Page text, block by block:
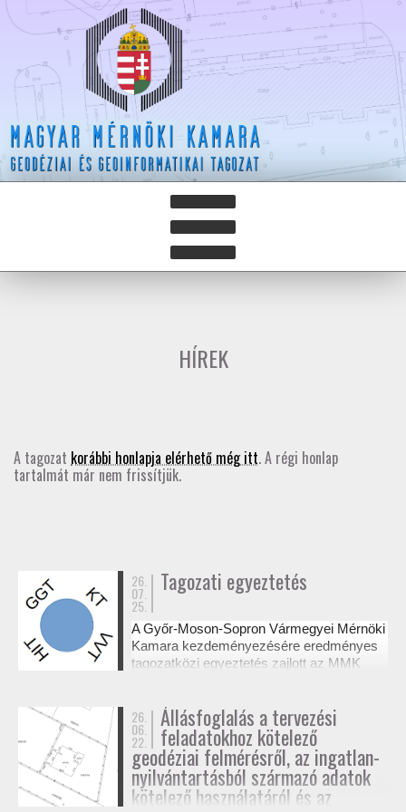
TOVÁBBKÉPZÉSEK
ELNÖKSÉG
MUNKATERVEK, BESZÁMOLÓK
HATÁROZATOK
JOGSZABÁLYOK, SZABÁLYZATOK, SZABVÁNYOK
NÉVJEGYZÉK
SEGÉDLETEK / FAP
HÍREK
A tagozat korábbi honlapja elérhető még itt. A régi honlap
tartalmát már nem frissítjük.
26.
07.
25.
Tagozati egyeztetés
A Győr-Moson-Sopron Vármegyei Mérnöki
Kamara kezdeményezésére eredményes
tagozatközi egyeztetés zajlott az MMK
dokumentációk jogosultsági kérdéseiről. A
résztvevő tagozatok a 327/2015. (XI. 10.)
Korm. rendelet alapján tisztázták a
kompetenciahatárokat, és a jövőben közös
workshopok formájában folytatják a
szakmai együttműködést.
26.
06.
22.
Állásfoglalás a tervezési
feladatokhoz kötelező
geodéziai felmérésről, az ingatlan-
nyilvántartásból származó adatok
kötelező használatáról és az